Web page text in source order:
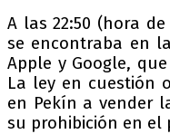
A las 22:50 (hora
se encontraba en
Apple y Google,
La ley en cuestión
en Pekín a vender
su prohibición en el